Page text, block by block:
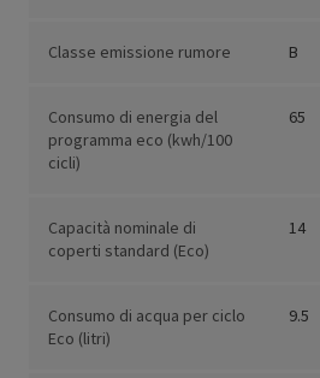
Classe emissione rumore B
Consumo di energia del
programma eco (kwh/100
cicli)
65
Capacità nominale di
coperti standard (Eco)
14
Consumo di acqua per ciclo
Eco (litri)
9.5